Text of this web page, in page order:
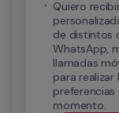
Quiero
de distintos
WhatsApp,
llamadas
para realizar
momento.